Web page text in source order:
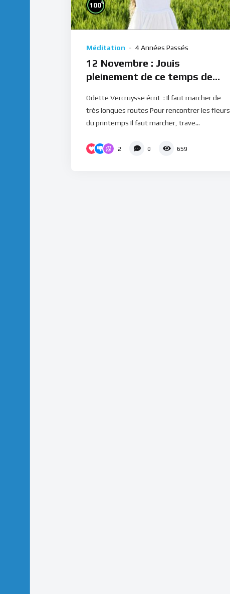
100%
Méditation 4 Années Passés
12 Novembre : Jouis
pleinement de ce temps de
Odette Vercruysse écrit : Il faut marcher de
très longues routes Pour rencontrer les fleurs
du printemps Il faut marcher, trave...
2 0 659